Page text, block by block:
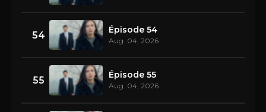
54 Épisode 54
Aug. 04, 2026
55 Épisode 55
Aug. 04, 2026